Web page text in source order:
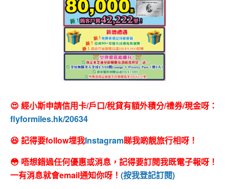
😍 經小斯申請信用卡/戶口/稅貸有額外積分/禮券/現金呀：
flyformiles.hk/20634
😆 記得要follow埋我Instagram睇我啲靚旅行相呀！
😳 唔想錯過任何優惠或消息，記得要訂閱我既電子報呀！
一有消息就會email通知你呀！ (按我登記訂閱)